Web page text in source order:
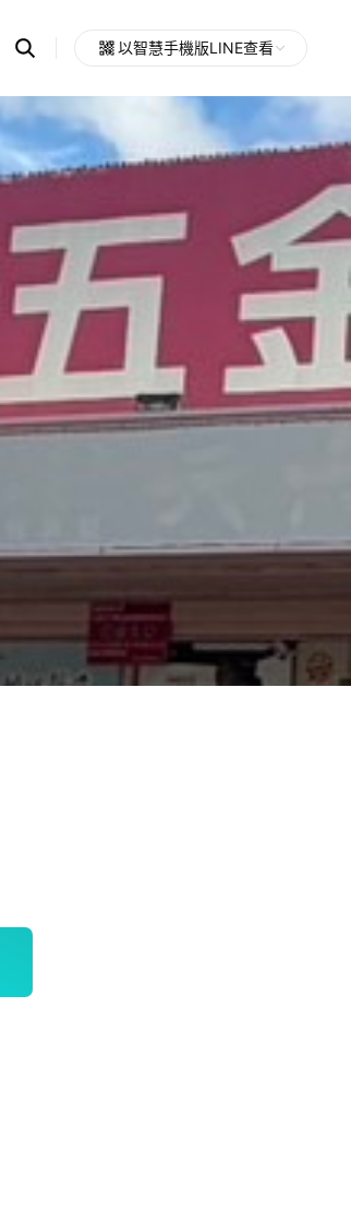
Search
OpenChats
messages
search
area
以智慧手機版LINE查看